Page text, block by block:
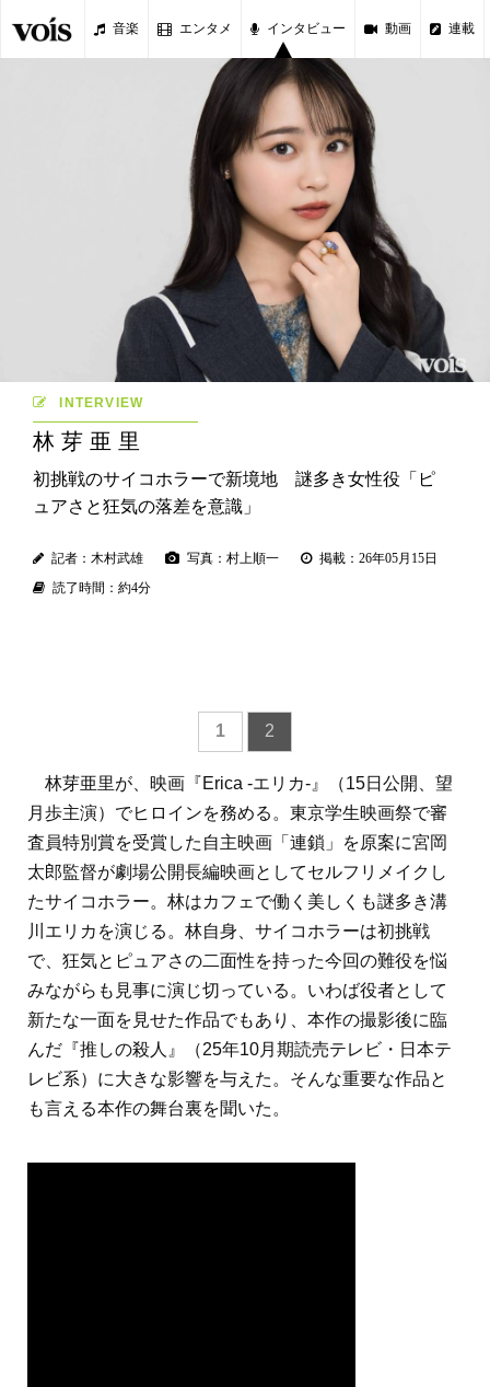
音楽 エンタメ インタビュー 動画 連載
INTERVIEW
林芽亜里
初挑戦のサイコホラーで新境地 謎多き女性役「ピ
ュアさと狂気の落差を意識」
記者：木村武雄 写真：村上順一
掲載：26年05月15日
読了時間：約4分
1 2
林芽亜里が、映画『Erica -エリカ-』（15日公開、望
⽉歩主演）でヒロインを務める。東京学生映画祭で審
査員特別賞を受賞した自主映画「連鎖」を原案に宮岡
太郎監督が劇場公開長編映画としてセルフリメイクし
たサイコホラー。林はカフェで働く美しくも謎多き溝
川エリカを演じる。林自身、サイコホラーは初挑戦
で、狂気とピュアさの二面性を持った今回の難役を悩
みながらも見事に演じ切っている。いわば役者として
新たな一面を見せた作品でもあり、本作の撮影後に臨
んだ『推しの殺人』（25年10月期読売テレビ・日本テ
レビ系）に大きな影響を与えた。そんな重要な作品と
も言える本作の舞台裏を聞いた。